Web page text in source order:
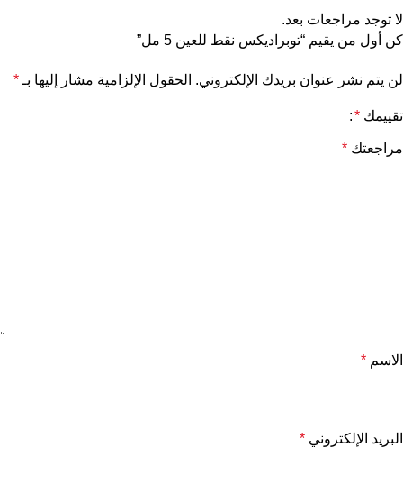
لا توجد مراجعات بعد.
كن أول من يقيم “توبراديكس نقط للعين 5 مل”
لن يتم نشر عنوان بريدك الإلكتروني. الحقول الإلزامية مشار إليها بـ *
تقييمك *
مراجعتك *
الاسم *
البريد الإلكتروني *